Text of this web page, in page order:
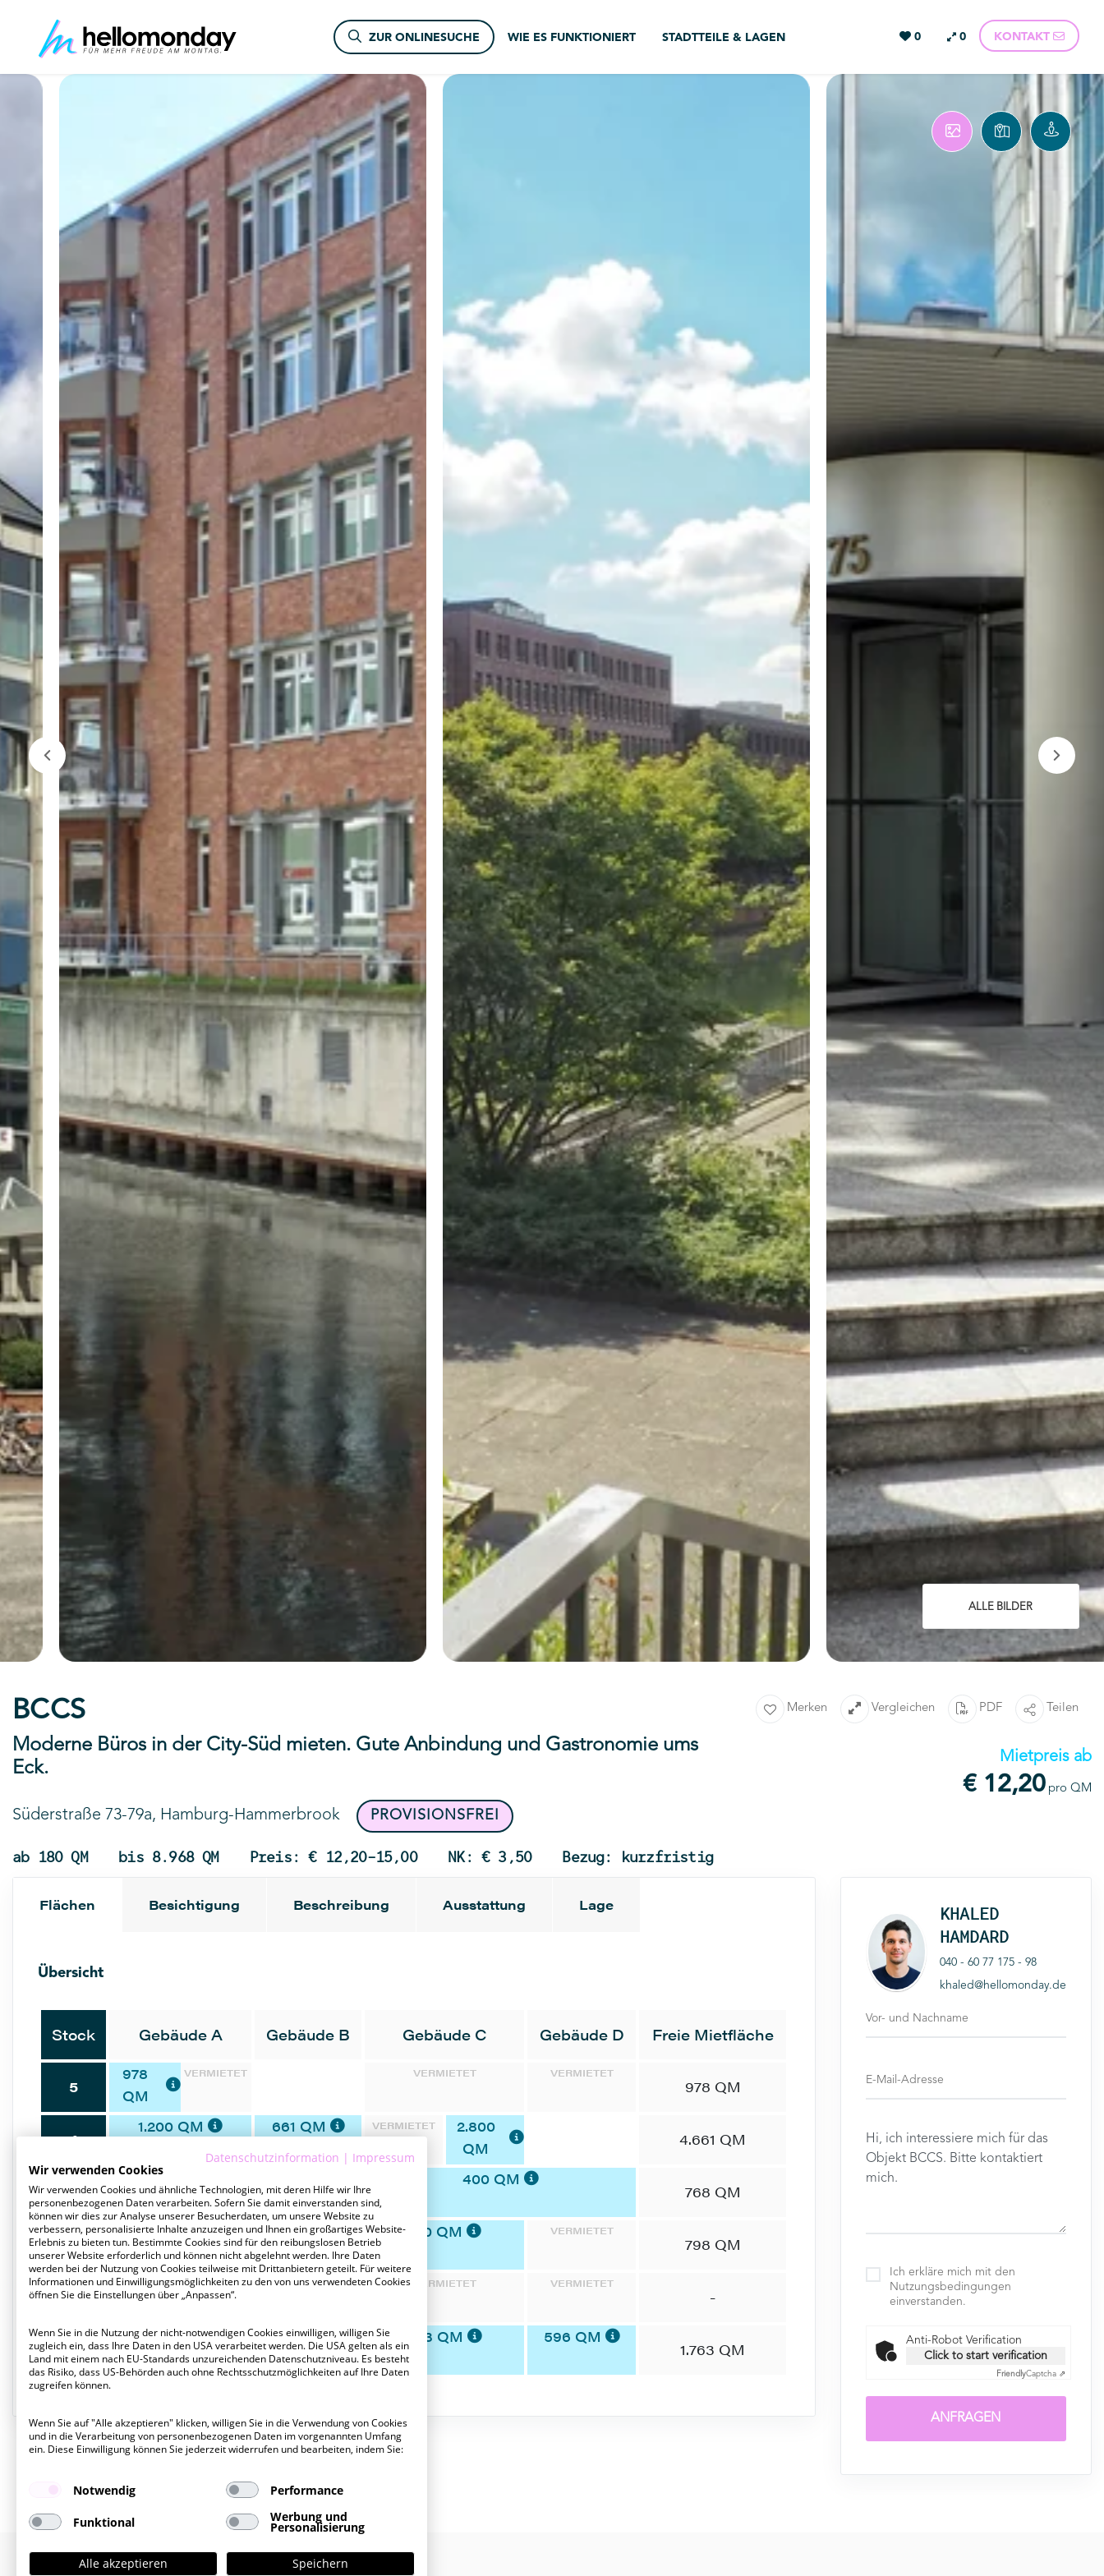
ZUR ONLINESUCHE WIE ES FUNKTIONIERT STADTTEILE & LAGEN 0 0 KONTAKT
ALLE BILDER
BCCS
Moderne Büros in der City-Süd mieten. Gute Anbindung und Gastronomie ums
Eck.
Süderstraße 73-79a, Hamburg-Hammerbrook PROVISIONSFREI
ab 180 QM bis 8.968 QM Preis: € 12,20-15,00 NK: € 3,50 Bezug: kurzfristig
Merken Vergleichen PDF Teilen
Mietpreis ab
€ 12,20 pro QM
Flächen Besichtigung Beschreibung Ausstattung Lage
Übersicht
Stock Gebäude A Gebäude B Gebäude C Gebäude D Freie Mietfläche
5
978
QM
VERMIETET VERMIETET VERMIETET
978 QM
4
1.200 QM 661 QM VERMIETET
2.800
QM
4.661 QM
3
368 QM 400 QM
768 QM
2
618 QM 180 QM VERMIETET
798 QM
1
VERMIETET VERMIETET VERMIETET
-
EG
414 QM 753 QM 596 QM
1.763 QM
KHALED
HAMDARD
040 - 60 77 175 - 98
khaled@hellomonday.de
Ich erkläre mich mit den
Nutzungsbedingungen
einverstanden.
Anti-Robot Verification
Click to start verification
FriendlyCaptcha ⇗
ANFRAGEN
Datenschutzinformation | Impressum
Wir verwenden Cookies
Wir verwenden Cookies und ähnliche Technologien, mit deren Hilfe wir Ihre
personenbezogenen Daten verarbeiten. Sofern Sie damit einverstanden sind,
können wir dies zur Analyse unserer Besucherdaten, um unsere Website zu
verbessern, personalisierte Inhalte anzuzeigen und Ihnen ein großartiges Website-
Erlebnis zu bieten tun. Bestimmte Cookies sind für den reibungslosen Betrieb
unserer Website erforderlich und können nicht abgelehnt werden. Ihre Daten
werden bei der Nutzung von Cookies teilweise mit Drittanbietern geteilt. Für weitere
Informationen und Einwilligungsmöglichkeiten zu den von uns verwendeten Cookies
öffnen Sie die Einstellungen über „Anpassen“.
Wenn Sie in die Nutzung der nicht-notwendigen Cookies einwilligen, willigen Sie
zugleich ein, dass Ihre Daten in den USA verarbeitet werden. Die USA gelten als ein
Land mit einem nach EU-Standards unzureichenden Datenschutzniveau. Es besteht
das Risiko, dass US-Behörden auch ohne Rechtsschutzmöglichkeiten auf Ihre Daten
zugreifen können.
Wenn Sie auf "Alle akzeptieren" klicken, willigen Sie in die Verwendung von Cookies
und in die Verarbeitung von personenbezogenen Daten im vorgenannten Umfang
ein. Diese Einwilligung können Sie jederzeit widerrufen und bearbeiten, indem Sie:
Notwendig Performance
Funktional Werbung und
Personalisierung
Alle akzeptieren
Speichern